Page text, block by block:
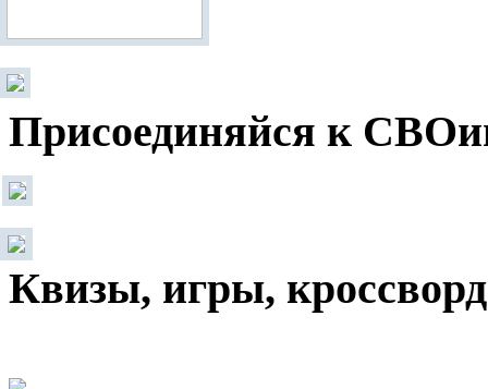
Присоединяйся к
Квизы, игры,